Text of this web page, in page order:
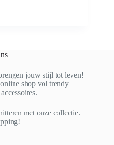
jouw stijl tot leven!
shop vol trendy
met onze collectie.